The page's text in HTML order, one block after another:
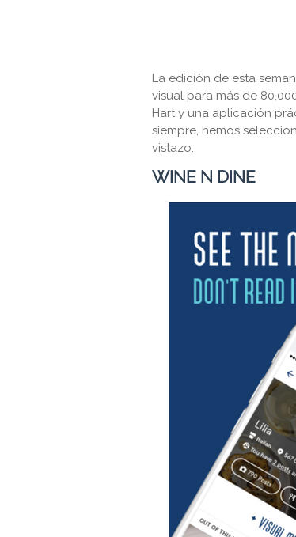
La edición de esta
visual para más de
Hart y una aplicación
siempre, hemos
vistazo.
WINE N DINE